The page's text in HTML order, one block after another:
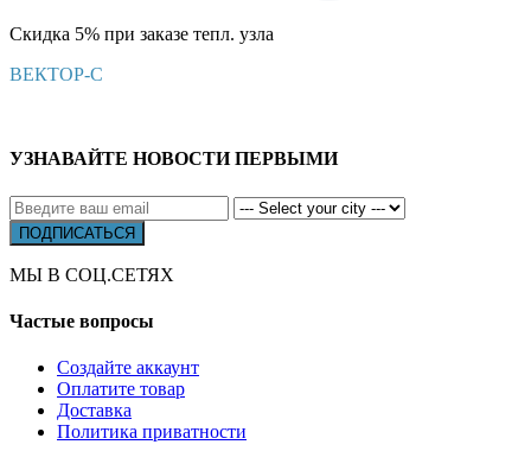
Скидка 5% при заказе тепл. узла
ВЕКТОР-С
УЗНАВАЙТЕ НОВОСТИ ПЕРВЫМИ
МЫ В СОЦ.СЕТЯХ
Частые вопросы
Создайте аккаунт
Оплатите товар
Доставка
Политика приватности